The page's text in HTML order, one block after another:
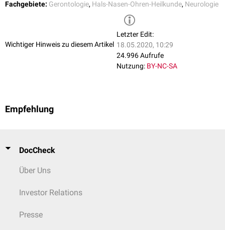
Fachgebiete: Gerontologie, Hals-Nasen-Ohren-Heilkunde, Neurologie
Wichtiger Hinweis zu diesem Artikel
Letzter Edit:
18.05.2020, 10:29
24.996 Aufrufe
Nutzung: BY-NC-SA
Empfehlung
DocCheck
Über Uns
Investor Relations
Presse